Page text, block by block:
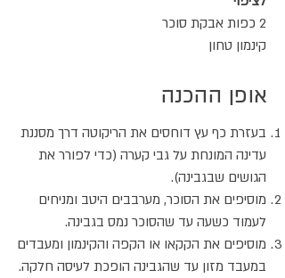
2 כפות אבקת סוכר
קינמון טחון
אופן ההכנה
בעזרת כף עץ דוחסים את הריקוטה דרך מסננת
עדינה המונחת על גבי קערה (כדי לפורר את
הגושים שבגבינה).
מוסיפים את הסוכר, מערבבים היטב ומניחים
לעמוד כשעה עד שהסוכר נמס בגבינה.
מוסיפים את הקקאו או הקפה והקינמון ומעבדים
במעבד מזון עד שהגבינה הופכת לעיסה חלקה.